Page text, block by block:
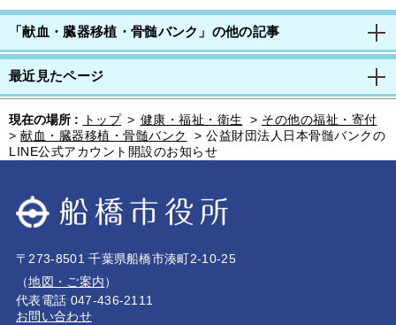
「献血・臓器移植・骨髄バンク」の他の記事
最近見たページ
現在の場所 : トップ > 健康・福祉・衛生 > その他の福祉・寄付
> 献血・臓器移植・骨髄バンク > 公益財団法人日本骨髄バンクの
LINE公式アカウント開設のお知らせ
〒273-8501 千葉県船橋市湊町2-10-25
（地図・ご案内）
代表電話 047-436-2111
お問い合わせ